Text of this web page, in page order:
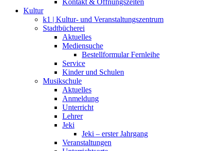
Kontakt & Öffnungszeiten
Kultur
k1 | Kultur- und Veranstaltungszentrum
Stadtbücherei
Aktuelles
Mediensuche
Bestellformular Fernleihe
Service
Kinder und Schulen
Musikschule
Aktuelles
Anmeldung
Unterricht
Lehrer
Jeki
Jeki – erster Jahrgang
Veranstaltungen